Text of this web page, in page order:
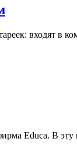
входят в
Educa. В